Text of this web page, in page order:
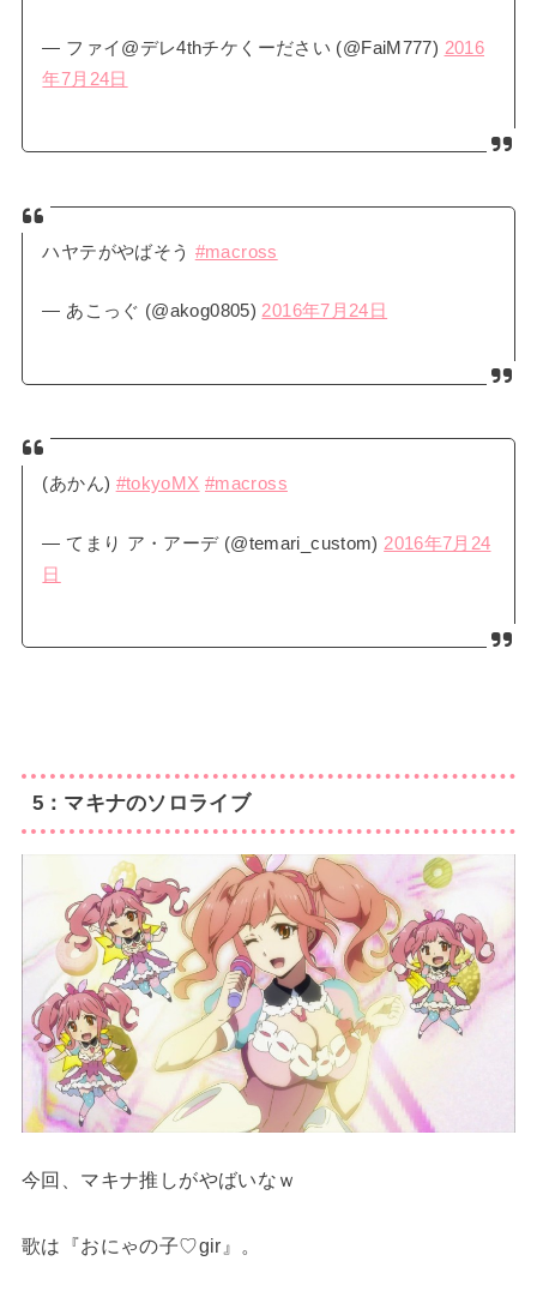
— ファイ@デレ4thチケくーださい (@FaiM777) 2016
年7月24日
ハヤテがやばそう #macross
— あこっぐ (@akog0805)2016年7月24日
(あかん) #tokyoMX #macross
— てまり ア・アーデ (@temari_custom) 2016年7月24
日
5：マキナのソロライブ
今回、マキナ推しがやばいなｗ
歌は『おにゃの子♡gir』。